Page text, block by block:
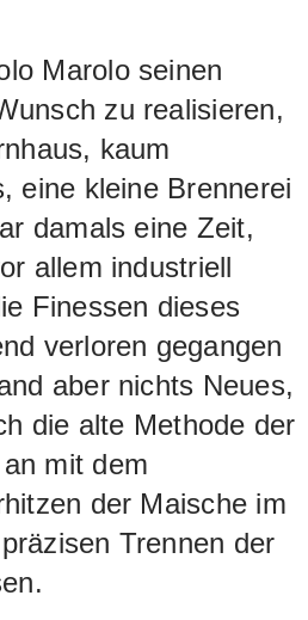
Marolo seinen
zu realisieren,
kaum
eine kleine Brennerei
damals eine Zeit,
allem industriell
Finessen dieses
verloren gegangen
aber nichts Neues,
die alte Methode der
mit dem
der Maische im
Trennen der